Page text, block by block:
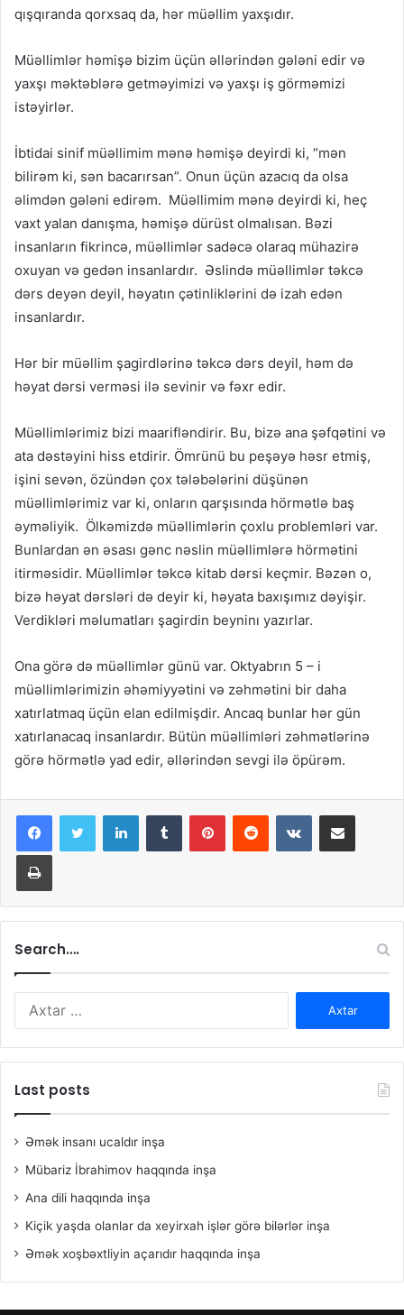
qışqıranda qorxsaq da, hər müəllim yaxşıdır.
Müəllimlər həmişə bizim üçün əllərindən gələni edir və
yaxşı məktəblərə getməyimizi və yaxşı iş görməmizi
istəyirlər.
İbtidai sinif müəllimim mənə həmişə deyirdi ki, “mən
bilirəm ki, sən bacarırsan”. Onun üçün azacıq da olsa
əlimdən gələni edirəm. Müəllimim mənə deyirdi ki, heç
vaxt yalan danışma, həmişə dürüst olmalısan. Bəzi
insanların fikrincə, müəllimlər sadəcə olaraq mühazirə
oxuyan və gedən insanlardır. Əslində müəllimlər təkcə
dərs deyən deyil, həyatın çətinliklərini də izah edən
insanlardır.
Hər bir müəllim şagirdlərinə təkcə dərs deyil, həm də
həyat dərsi verməsi ilə sevinir və fəxr edir.
Müəllimlərimiz bizi maarifləndirir. Bu, bizə ana şəfqətini və
ata dəstəyini hiss etdirir. Ömrünü bu peşəyə həsr etmiş,
işini sevən, özündən çox tələbələrini düşünən
müəllimlərimiz var ki, onların qarşısında hörmətlə baş
əyməliyik. Ölkəmizdə müəllimlərin çoxlu problemləri var.
Bunlardan ən əsası gənc nəslin müəllimlərə hörmətini
itirməsidir. Müəllimlər təkcə kitab dərsi keçmir. Bəzən o,
bizə həyat dərsləri də deyir ki, həyata baxışımız dəyişir.
Verdikləri məlumatları şagirdin beyninı yazırlar.
Ona görə də müəllimlər günü var. Oktyabrın 5 – i
müəllimlərimizin əhəmiyyətini və zəhmətini bir daha
xatırlatmaq üçün elan edilmişdir. Ancaq bunlar hər gün
xatırlanacaq insanlardır. Bütün müəllimləri zəhmətlərinə
görə hörmətlə yad edir, əllərindən sevgi ilə öpürəm.
LinkedInTumblr PinterestReddit VKontakteShare via Email
Print
Search….
Last posts
Əmək insanı ucaldır inşa
Mübariz İbrahimov haqqında inşa
Ana dili haqqında inşa
Kiçik yaşda olanlar da xeyirxah işlər görə bilərlər inşa
Əmək xoşbəxtliyin açarıdır haqqında inşa